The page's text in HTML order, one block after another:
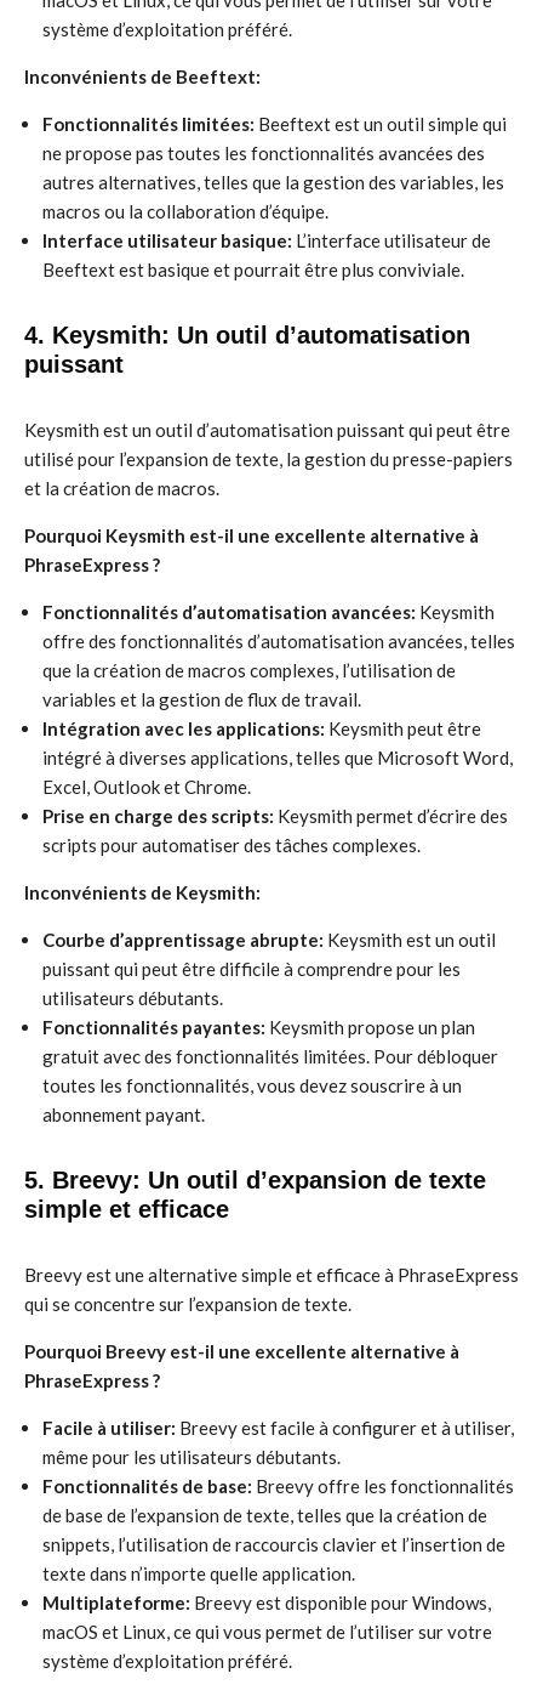
système d’exploitation préféré.
Inconvénients de Beeftext:
Fonctionnalités limitées: Beeftext est un outil simple qui
ne propose pas toutes les fonctionnalités avancées des
autres alternatives, telles que la gestion des variables, les
macros ou la collaboration d’équipe.
Interface utilisateur basique: L’interface utilisateur de
Beeftext est basique et pourrait être plus conviviale.
4. Keysmith: Un outil d’automatisation
puissant
Keysmith est un outil d’automatisation puissant qui peut être
utilisé pour l’expansion de texte, la gestion du presse-papiers
et la création de macros.
Pourquoi Keysmith est-il une excellente alternative à
PhraseExpress ?
Fonctionnalités d’automatisation avancées: Keysmith
offre des fonctionnalités d’automatisation avancées, telles
que la création de macros complexes, l’utilisation de
variables et la gestion de flux de travail.
Intégration avec les applications: Keysmith peut être
intégré à diverses applications, telles que Microsoft Word,
Excel, Outlook et Chrome.
Prise en charge des scripts: Keysmith permet d’écrire des
scripts pour automatiser des tâches complexes.
Inconvénients de Keysmith:
Courbe d’apprentissage abrupte: Keysmith est un outil
puissant qui peut être difficile à comprendre pour les
utilisateurs débutants.
Fonctionnalités payantes: Keysmith propose un plan
gratuit avec des fonctionnalités limitées. Pour débloquer
toutes les fonctionnalités, vous devez souscrire à un
abonnement payant.
5. Breevy: Un outil d’expansion de texte
simple et efficace
Breevy est une alternative simple et efficace à PhraseExpress
qui se concentre sur l’expansion de texte.
Pourquoi Breevy est-il une excellente alternative à
PhraseExpress ?
Facile à utiliser: Breevy est facile à configurer et à utiliser,
même pour les utilisateurs débutants.
Fonctionnalités de base: Breevy offre les fonctionnalités
de base de l’expansion de texte, telles que la création de
snippets, l’utilisation de raccourcis clavier et l’insertion de
texte dans n’importe quelle application.
Multiplateforme: Breevy est disponible pour Windows,
macOS et Linux, ce qui vous permet de l’utiliser sur votre
système d’exploitation préféré.